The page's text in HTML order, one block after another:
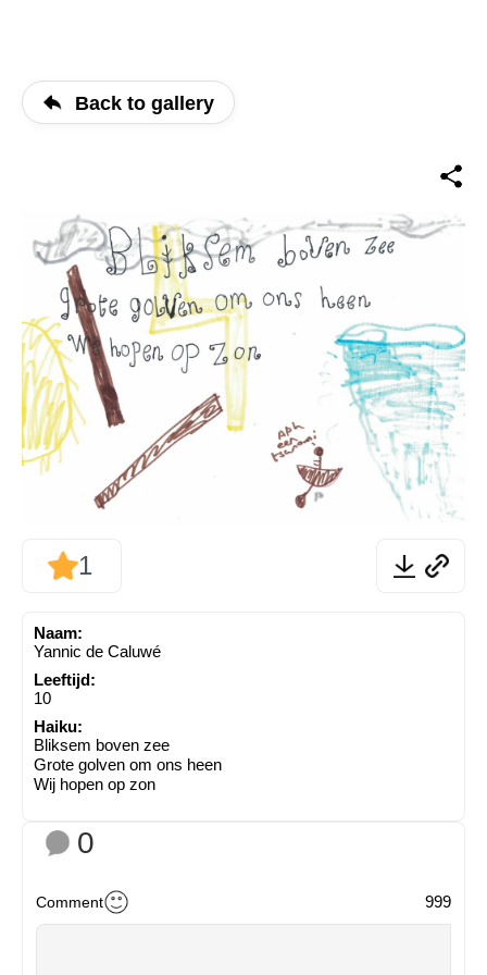
Back to gallery
1
Naam:
Yannic de Caluwé
Leeftijd:
10
Haiku:
Bliksem boven zee
Grote golven om ons heen
Wij hopen op zon
0
Comment 999